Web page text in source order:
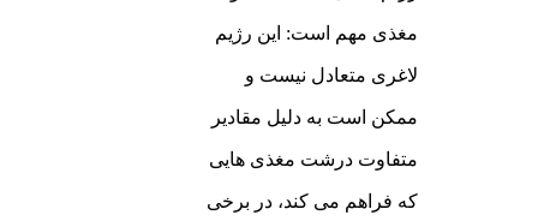
مغذی مهم است: این رژیم
لاغری متعادل نیست و
ممکن است به دلیل مقادیر
متفاوت درشت مغذی هایی
که فراهم می کند، در برخی